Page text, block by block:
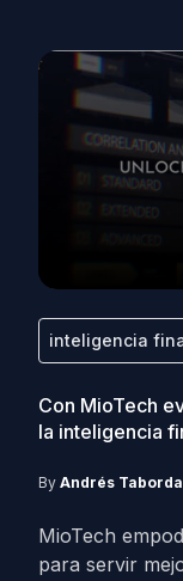
inteligencia
Con MioTech
la inteligencia
By Andrés Taborda
MioTech
para servir